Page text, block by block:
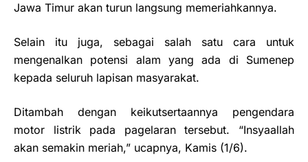
Jawa Timur akan turun langsung memeriahkannya.
Selain itu juga, sebagai salah satu cara untuk
mengenalkan potensi alam yang ada di Sumenep
kepada seluruh lapisan masyarakat.
Ditambah dengan keikutsertaannya pengendara
motor listrik pada pagelaran tersebut. “Insyaallah
akan semakin meriah,” ucapnya, Kamis (1/6).